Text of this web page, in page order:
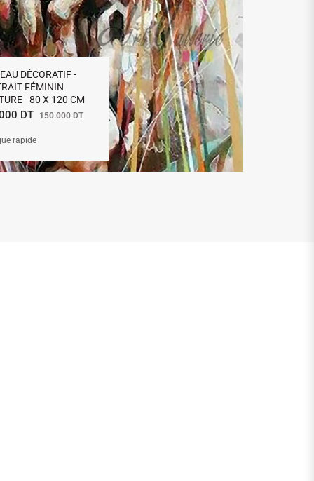
DÉCORATIF -
FÉMININ
- 80 X 120 CM
DT 150.000 DTPrix
vente
rapide